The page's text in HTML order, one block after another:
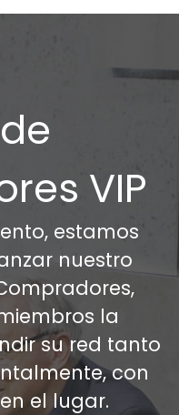
VIP
estamos
nuestro
la
su red tanto
con
el lugar.